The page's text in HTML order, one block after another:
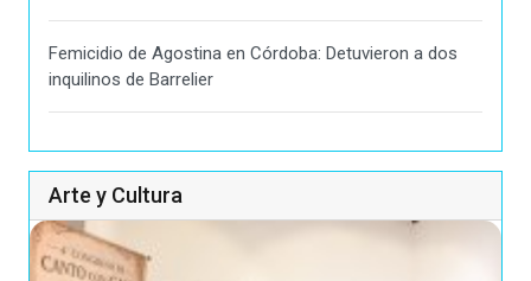
Femicidio de Agostina en Córdoba: Detuvieron a dos
inquilinos de Barrelier
Arte y Cultura